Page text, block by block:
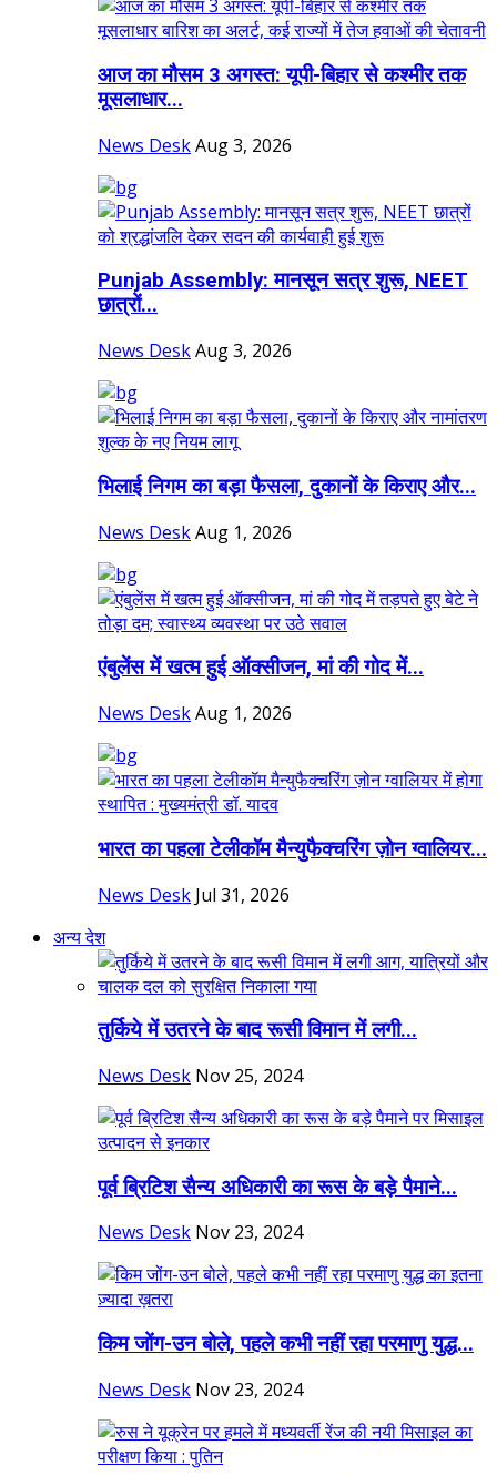
आज का मौसम 3 अगस्त: यूपी-बिहार से कश्मीर तक
मूसलाधार...
News DeskAug 3, 2026
Punjab Assembly: मानसून सत्र शुरू, NEET
छात्रों...
News DeskAug 3, 2026
भिलाई निगम का बड़ा फैसला, दुकानों के किराए और...
News DeskAug 1, 2026
एंबुलेंस में खत्म हुई ऑक्सीजन, मां की गोद में...
News DeskAug 1, 2026
भारत का पहला टेलीकॉम मैन्युफैक्चरिंग ज़ोन ग्वालियर...
News Desk Jul 31, 2026
अन्य देश
तुर्किये में उतरने के बाद रूसी विमान में लगी...
News Desk Nov 25, 2024
पूर्व ब्रिटिश सैन्य अधिकारी का रूस के बड़े पैमाने...
News Desk Nov 23, 2024
किम जोंग-उन बोले, पहले कभी नहीं रहा परमाणु युद्ध...
News Desk Nov 23, 2024